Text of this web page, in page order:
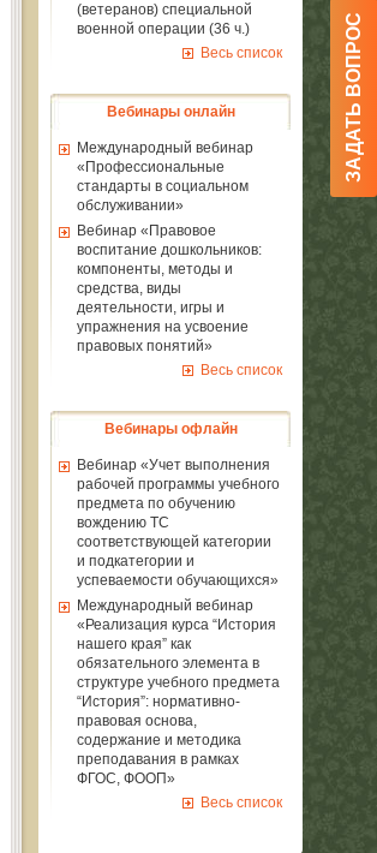
(ветеранов) специальной
военной операции (36 ч.)
Весь список
Вебинары онлайн
Международный вебинар
«Профессиональные
стандарты в социальном
обслуживании»
Вебинар «Правовое
воспитание дошкольников:
компоненты, методы и
средства, виды
деятельности, игры и
упражнения на усвоение
правовых понятий»
Весь список
Вебинары офлайн
Вебинар «Учет выполнения
рабочей программы учебного
предмета по обучению
вождению ТС
соответствующей категории
и подкатегории и
успеваемости обучающихся»
Международный вебинар
«Реализация курса “История
нашего края” как
обязательного элемента в
структуре учебного предмета
“История”: нормативно-
правовая основа,
содержание и методика
преподавания в рамках
ФГОС, ФООП»
Весь список
ЗАДАТЬ ВОПРОС